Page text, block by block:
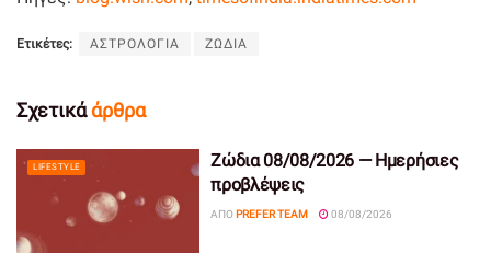
Ετικέτες: ΑΣΤΡΟΛΟΓΙΑ ΖΩΔΙΑ
Σχετικάάρθρα
LIFESTYLE
Ζώδια 08/08/2026 — Ημερήσιες
προβλέψεις
ΑΠΌ PREFER TEAM 08/08/2026